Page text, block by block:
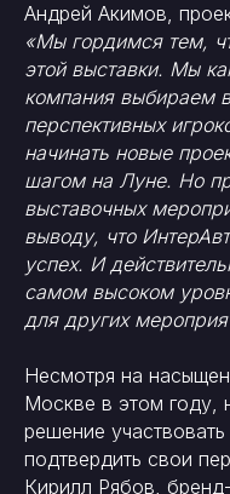
Андрей Акимов,
«Мы гордимся тем,
этой выставки. Мы
компания выбираем
перспективных
начинать новые
шагом на Луне. Но
выставочных
выводу, что
успех. И
самом высоком
для других
Несмотря на
Москве в этом году,
решение
подтвердить свои
Кирилл Рябов,